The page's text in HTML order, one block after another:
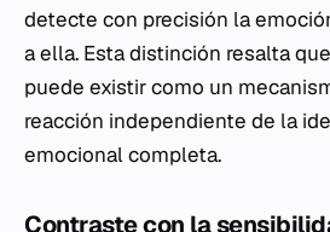
detecte con precisión la
a ella. Esta distinción resalta
puede existir como un
reacción independiente de la
emocional completa.
Contraste con la